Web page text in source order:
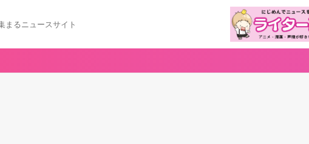
まるニュースサイト